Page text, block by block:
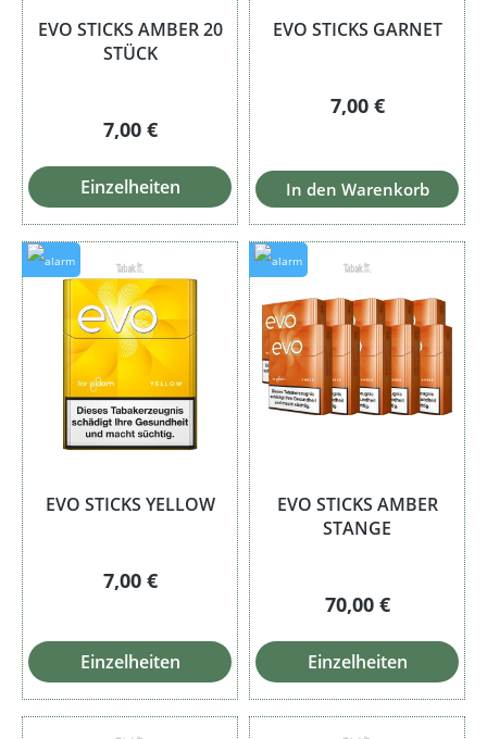
EVO STICKS AMBER 20
STÜCK
Regulärer Preis:
7,00 €
Einzelheiten
EVO STICKS GARNET
Regulärer Preis:
7,00 €
In den Warenkorb
EVO STICKS YELLOW
Regulärer Preis:
7,00 €
Einzelheiten
EVO STICKS AMBER
STANGE
Regulärer Preis:
70,00 €
Einzelheiten